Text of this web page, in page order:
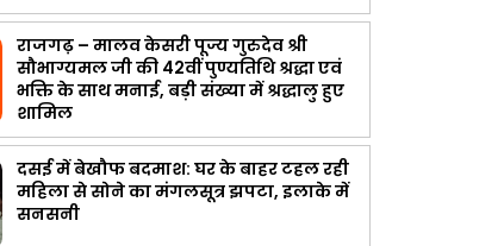
राजगढ़ – मालव केसरी पूज्य गुरुदेव श्री
सौभाग्यमल जी की 42वीं पुण्यतिथि श्रद्धा एवं
भक्ति के साथ मनाई, बड़ी संख्या में श्रद्धालु हुए
शामिल
दसई में बेखौफ बदमाश: घर के बाहर टहल रही
महिला से सोने का मंगलसूत्र झपटा, इलाके में
सनसनी